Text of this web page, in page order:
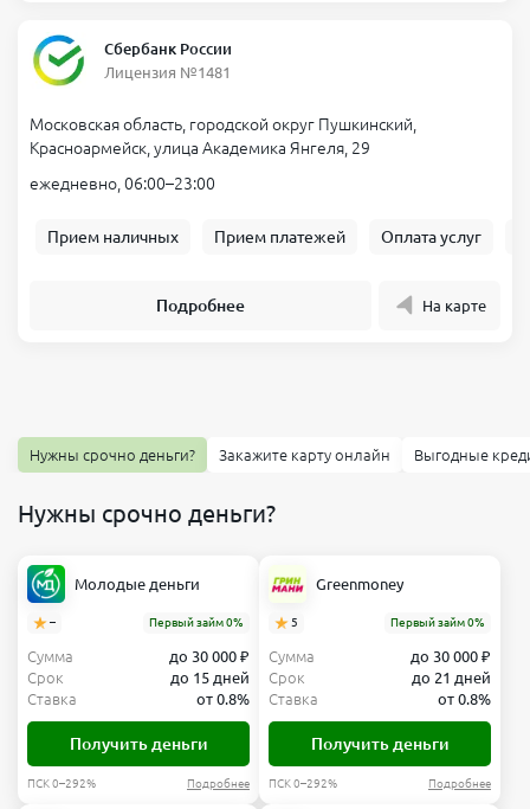
Сбербанк России
Лицензия №1481
Московская область, городской округ Пушкинский,
Красноармейск, улица Академика Янгеля, 29
ежедневно, 06:00–23:00
Прием наличных Прием платежей Оплата услуг
Подробнее На карте
Нужны срочно деньги? Закажите карту онлайн Выгодные
Нужны срочно деньги?
Молодые деньги
– Первый займ 0%
Сумма
до 30 000 ₽
Срок
до 15 дней
Ставка
от 0.8%
Получить деньги
ПСК 0–292% Подробнее
Greenmoney
5 Первый займ 0%
Сумма
до 30 000 ₽
Срок
до 21 дней
Ставка
от 0.8%
Получить деньги
ПСК 0–292% Подробнее